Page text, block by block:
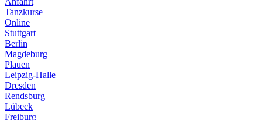
Tanzkurse
Online
Stuttgart
Berlin
Magdeburg
Plauen
Leipzig-Halle
Dresden
Rendsburg
Lübeck
Freiburg